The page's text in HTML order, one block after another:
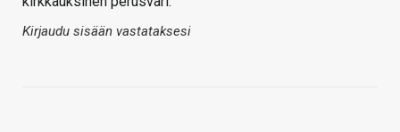
Kirjaudu sisään vastataksesi